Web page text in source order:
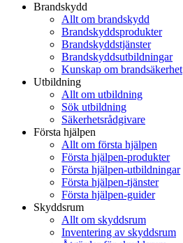
Brandskydd
Allt om brandskydd
Brandskyddsprodukter
Brandskyddstjänster
Brandskyddsutbildningar
Kunskap om brandsäkerhet
Utbildning
Allt om utbildning
Sök utbildning
Säkerhetsrådgivare
Första hjälpen
Allt om första hjälpen
Första hjälpen-produkter
Första hjälpen-utbildningar
Första hjälpen-tjänster
Första hjälpen-guider
Skyddsrum
Allt om skyddsrum
Inventering av skyddsrum